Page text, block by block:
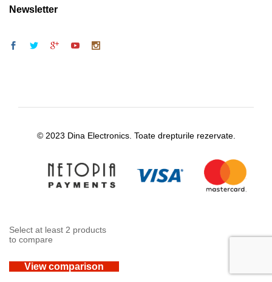
Newsletter
© 2023 Dina Electronics. Toate drepturile rezervate.
Select at least 2 products
to compare
View comparison